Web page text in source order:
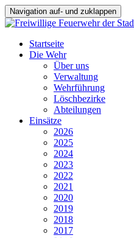
Navigation auf- und zuklappen
Startseite
Die Wehr
Über uns
Verwaltung
Wehrführung
Löschbezirke
Abteilungen
Einsätze
2026
2025
2024
2023
2022
2021
2020
2019
2018
2017